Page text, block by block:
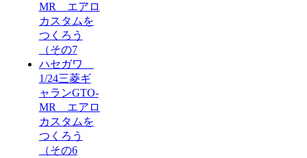
MR エアロ
カスタムを
つくろう
（その7
ハセガワ
1/24三菱ギ
ャランGTO-
MR エアロ
カスタムを
つくろう
（その6